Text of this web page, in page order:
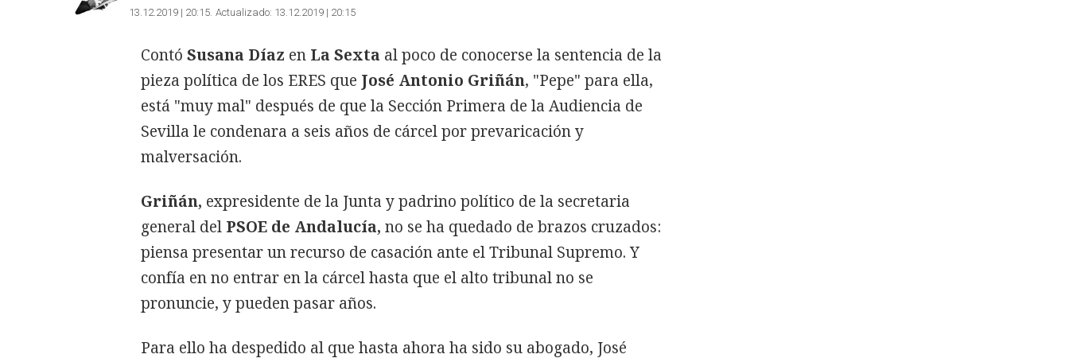
13.12.2019 | 20:15 Actualizado: 13.12.2019 | 20:15
Contó Susana Díaz en La Sexta al poco de conocerse la sentencia de la
pieza política de los ERES que José Antonio Griñán, "Pepe" para ella,
está "muy mal" después de que la Sección Primera de la Audiencia de
Sevilla le condenara a seis años de cárcel por prevaricación y
malversación.
Griñán, expresidente de la Junta y padrino político de la secretaria
general del PSOE de Andalucía, no se ha quedado de brazos cruzados:
piensa presentar un recurso de casación ante el Tribunal Supremo. Y
confía en no entrar en la cárcel hasta que el alto tribunal no se
pronuncie, y pueden pasar años.
Para ello ha despedido al que hasta ahora ha sido su abogado, José